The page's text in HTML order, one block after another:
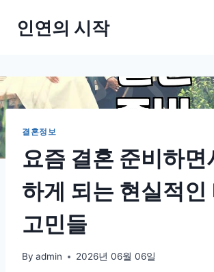
인연의 시작
결혼정보
요즘 결혼 준비하면
하게 되는 현실적인
고민들
By admin 2026년 06월 06일